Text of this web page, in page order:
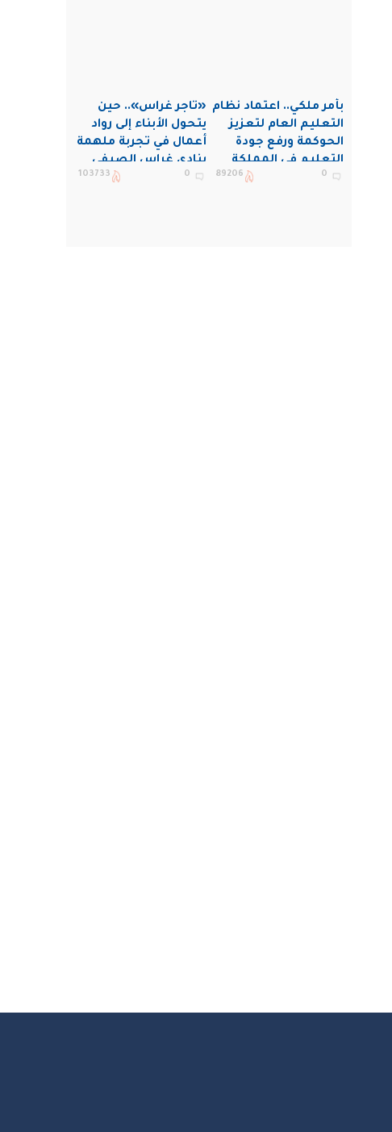
بأمر ملكي.. اعتماد نظام
التعليم العام لتعزيز
الحوكمة ورفع جودة
التعليم في المملكة
0
89206
«تاجر غراس».. حين
يتحول الأبناء إلى رواد
أعمال في تجربة ملهمة
بنادي غراس الصيفي
بالجبيل
0
103733